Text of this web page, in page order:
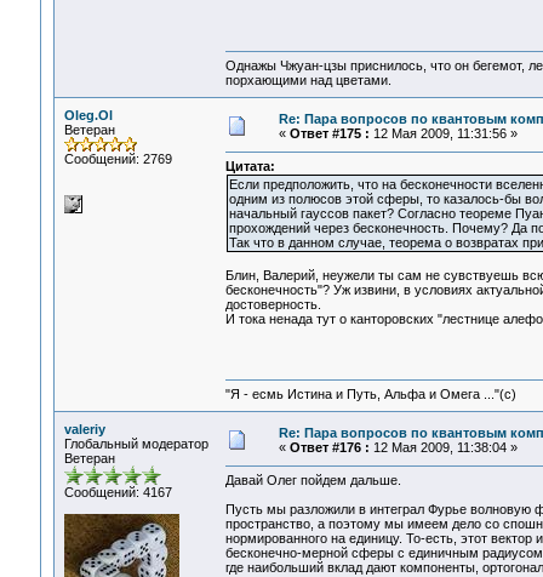
Однажы Чжуан-цзы приснилось, что он бегемот,
порхающими над цветами.
Oleg.Ol
Ветеран
Сообщений: 2769
Re: Пара вопросов по квантовым
« Ответ #175 : 12 Мая 2009, 11:31:56 »
Цитата:
Если предположить, что на бесконечности
одним из полюсов этой сферы, то казалось-бы
начальный гауссов пакет? Согласно теореме
прохождений через бесконечность. Почему? Да
Так что в данном случае, теорема о возвратах
Блин, Валерий, неужели ты сам не сувствуешь
бесконечность"? Уж извини, в условиях
достоверность.
И тока ненада тут о канторовских "лестнице
"Я - есмь Истина и Путь, Альфа и Омега ..."(с)
valeriy
Глобальный модератор
Ветеран
Сообщений: 4167
Re: Пара вопросов по квантовым
« Ответ #176 : 12 Мая 2009, 11:38:04 »
Давай Олег пойдем дальше.
Пусть мы разложили в интеграл Фурье волновую
пространство, а поэтому мы имеем дело со
нормированного на единицу. То-есть, этот
бесконечно-мерной сферы с единичным радиусом.
где наибольший вклад дают компоненты,